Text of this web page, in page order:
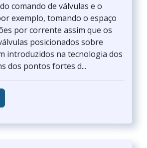
comando de válvulas e o
exemplo, tomando o espaço
por corrente assim que os
posicionados sobre
introduzidos na tecnologia dos
dos pontos fortes d...